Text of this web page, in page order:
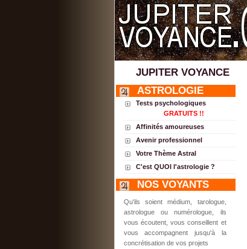
JUPITER VOYANCE
ASTROLOGIE
Tests psychologiques
GRATUITS !!
Affinités amoureuses
Avenir professionnel
Votre Thème Astral
C'est QUOI l'astrologie ?
NOS VOYANTS
Qu'ils soient médium, tarologue,
astrologue ou numérologue, ils
vous écoutent, vous conseillent et
vous accompagnent jusqu'à la
concrétisation de vos projets